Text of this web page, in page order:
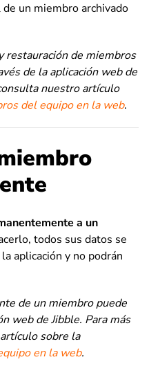
un miembro archivado
restauración de miembros
de la aplicación web de
nuestro artículo
del equipo en la web.
a un
todos sus datos se
aplicación y no podrán
de un miembro puede
web de Jibble. Para más
sobre la
en la web.